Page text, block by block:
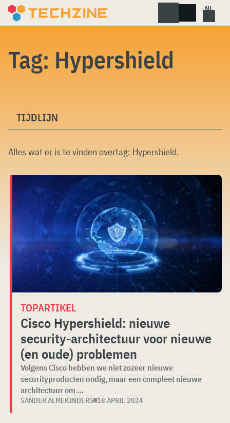
Skip
Tag: Hypershield
TIJDLIJN
Alles wat er is te vinden overtag: Hypershield.
TOPARTIKEL
Cisco Hypershield: nieuwe
security-architectuur voor nieuwe
(en oude) problemen
Volgens Cisco hebben we niet zozeer nieuwe
securityproducten nodig, maar een compleet nieuwe
architectuur om ...
SANDER ALMEKINDERS 18 APRIL 2024